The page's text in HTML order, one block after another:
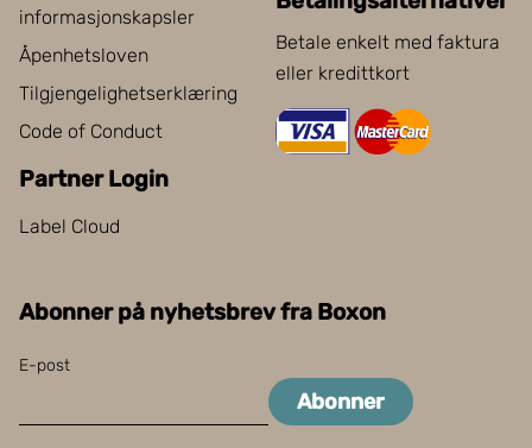
informasjonskapsler
Åpenhetsloven
Tilgjengelighetserklæring
Code of Conduct
Partner Login
Label Cloud
Betale enkelt med faktura
eller kredittkort
Abonner på nyhetsbrev fra Boxon
E-post
Abonner